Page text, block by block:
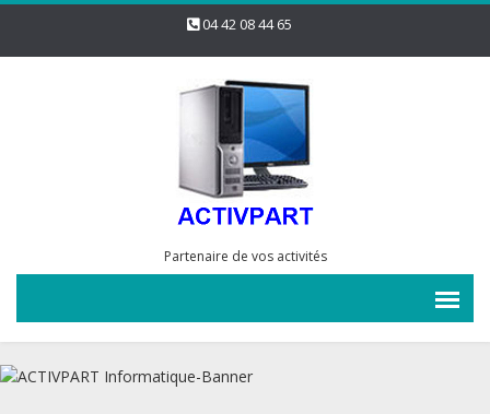
04 42 08 44 65
Partenaire de vos activités